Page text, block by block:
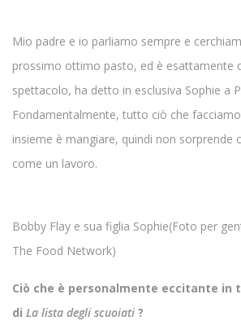
Mio padre e io parliamo sempre e
prossimo ottimo pasto, ed è esattamente
spettacolo, ha detto in esclusiva Sophie a
Fondamentalmente, tutto ciò che
insieme è mangiare, quindi non sorprende
come un lavoro.
Bobby Flay e sua figlia Sophie(Foto per
The Food Network)
Ciò che è personalmente eccitante in
di La lista degli scuoiati ?